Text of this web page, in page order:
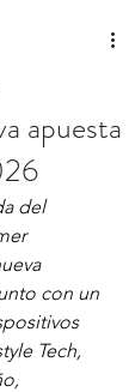
apuesta
del
con un
Tech,